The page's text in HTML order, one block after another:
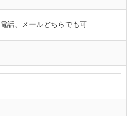
電話、メールどちらでも可